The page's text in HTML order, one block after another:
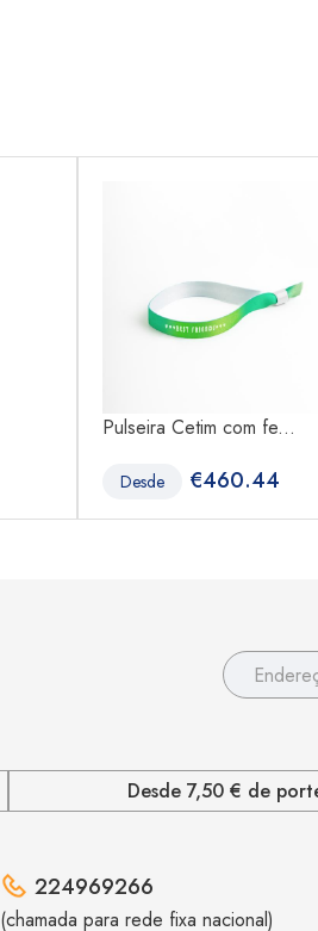
Pulseira Cetim com fe...
Desde €460.44
Desde 7,50 € de
224969266
(chamada para rede fixa nacional)